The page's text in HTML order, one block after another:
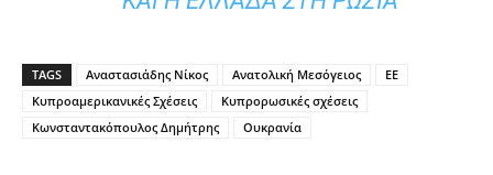
TAGS Αναστασιάδης Νίκος Ανατολική Μεσόγειος
ΕΕ
Κυπροαμερικανικές Σχέσεις
Κυπρορωσικές σχέσεις
Κωνσταντακόπουλος Δημήτρης
Ουκρανία